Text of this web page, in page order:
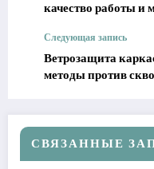
качество работы и
Следующая запись
Ветрозащита
методы против
СВЯЗАННЫЕ